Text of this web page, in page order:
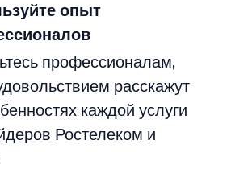
опыт
профессионалам,
расскажут
каждой услуги
Ростелеком и